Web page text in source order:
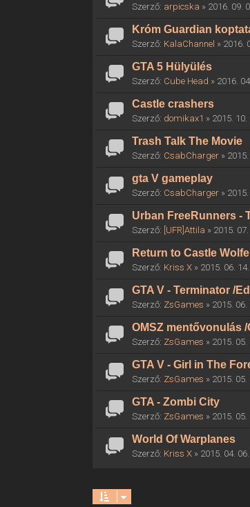
Szerző: arpicska » 2016. 09.
Króm Guardian
Szerző: KalaChannel » 2016.
GTA 5 Hülyülés
Szerző: Cube Head » 2016.
Castle crashers
Szerző: domikax1 » 2015.
Trash Talk The Movie
Szerző: CsabCharger »
gta V gameplay
Szerző: CsabCharger »
Urban FreeRunners -
Szerző: [UFR]Attila » 2015.
Return to Castle
Szerző: Kriss X » 2015. 06.
GTA V - Terminator /
Szerző: ZsGames » 2015.
OMSZ mentővonulás
Szerző: ZsGames » 2015.
GTA V - Girl in The
Szerző: ZsGames » 2015.
GTA - Zombi City
Szerző: ZsGames » 2015.
World Of Warplanes
Szerző: Kriss X » 2015. 04.